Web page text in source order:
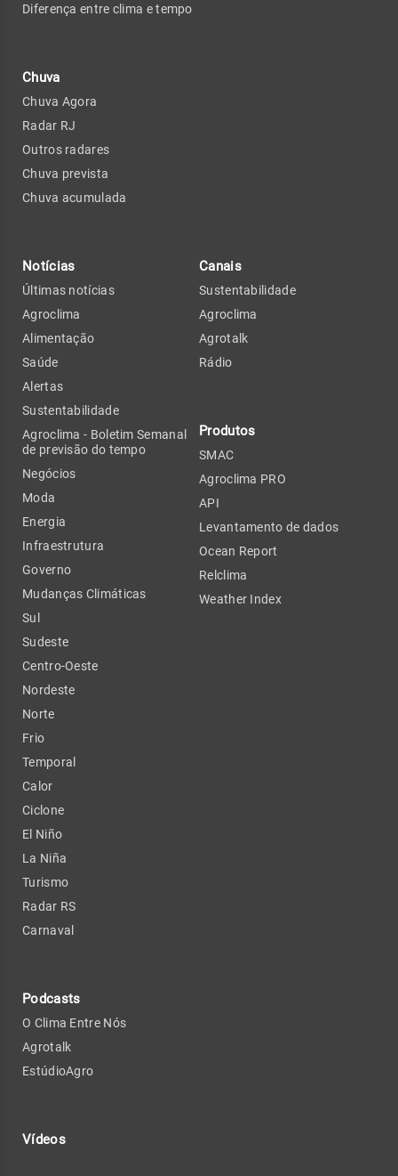
Diferença entre clima e tempo
Chuva
Chuva Agora
Radar RJ
Outros radares
Chuva prevista
Chuva acumulada
Notícias
Últimas notícias
Agroclima
Alimentação
Saúde
Alertas
Sustentabilidade
Agroclima - Boletim Semanal
de previsão do tempo
Negócios
Moda
Energia
Infraestrutura
Governo
Mudanças Climáticas
Sul
Sudeste
Centro-Oeste
Nordeste
Norte
Frio
Temporal
Calor
Ciclone
El Niño
La Niña
Turismo
Radar RS
Carnaval
Podcasts
O Clima Entre Nós
Agrotalk
EstúdioAgro
Vídeos
Canais
Sustentabilidade
Agroclima
Agrotalk
Rádio
Produtos
SMAC
Agroclima PRO
API
Levantamento de dados
Ocean Report
Relclima
Weather Index